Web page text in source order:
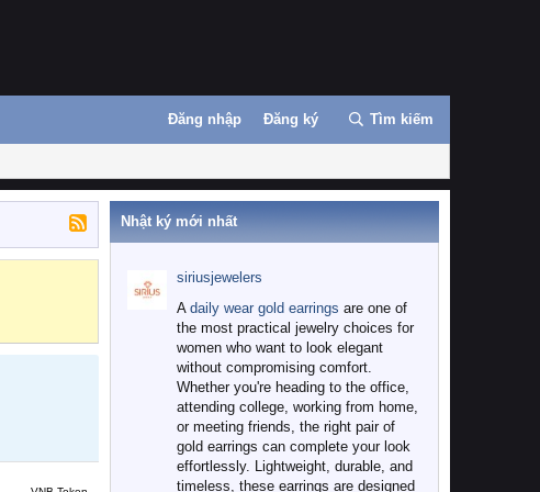
Đăng nhập Đăng ký Tìm kiếm
Nhật ký mới nhất
siriusjewelers
A daily wear gold earrings are one of
the most practical jewelry choices for
women who want to look elegant
without compromising comfort.
Whether you're heading to the office,
attending college, working from home,
or meeting friends, the right pair of
gold earrings can complete your look
effortlessly. Lightweight, durable, and
timeless, these earrings are designed